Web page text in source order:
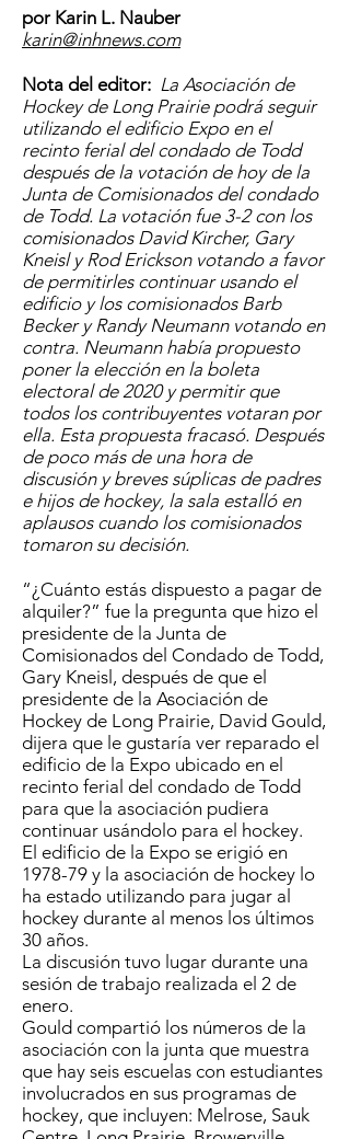
por Karin L. Nauber
karin@inhnews.com
Nota del editor: La Asociación de
Hockey de Long Prairie podrá seguir
utilizando el edificio Expo en el
recinto ferial del condado de Todd
después de la votación de hoy de la
Junta de Comisionados del condado
de Todd. La votación fue 3-2 con los
comisionados David Kircher, Gary
Kneisl y Rod Erickson votando a favor
de permitirles continuar usando el
edificio y los comisionados Barb
Becker y Randy Neumann votando en
contra. Neumann había propuesto
poner la elección en la boleta
electoral de 2020 y permitir que
todos los contribuyentes votaran por
ella. Esta propuesta fracasó. Después
de poco más de una hora de
discusión y breves súplicas de padres
e hijos de hockey, la sala estalló en
aplausos cuando los comisionados
tomaron su decisión.
“¿Cuánto estás dispuesto a pagar de
alquiler?” fue la pregunta que hizo el
presidente de la Junta de
Comisionados del Condado de Todd,
Gary Kneisl, después de que el
presidente de la Asociación de
Hockey de Long Prairie, David Gould,
dijera que le gustaría ver reparado el
edificio de la Expo ubicado en el
recinto ferial del condado de Todd
para que la asociación pudiera
continuar usándolo para el hockey.
El edificio de la Expo se erigió en
1978-79 y la asociación de hockey lo
ha estado utilizando para jugar al
hockey durante al menos los últimos
30 años.
La discusión tuvo lugar durante una
sesión de trabajo realizada el 2 de
enero.
Gould compartió los números de la
asociación con la junta que muestra
que hay seis escuelas con estudiantes
involucrados en sus programas de
hockey, que incluyen: Melrose, Sauk